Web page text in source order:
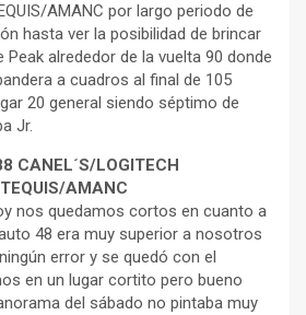
AMANC por largo periodo de
hasta ver la posibilidad de brincar
alrededor de la vuelta 90 donde
a cuadros al final de 105
20 general siendo séptimo de
Jr.
CANEL´S/LOGITECH
AMANC
nos quedamos cortos en cuanto a
48 era muy superior a nosotros
error y se quedó con el
en un lugar cortito pero bueno
del sábado no pintaba muy